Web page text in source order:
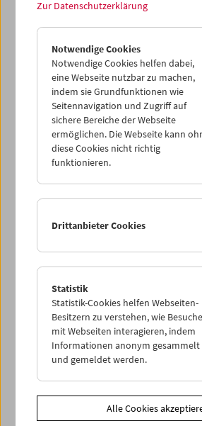
Treibgut: Evgeny Yufit
Collection on Screen: Lav Diaz –
Zur Datenschutzerklärung
Notwendige Cookies
Notwendige Cookies helfen dabei,
eine Webseite nutzbar zu machen,
indem sie Grundfunktionen wie
Seitennavigation und Zugriff auf
sichere Bereiche der Webseite
ermöglichen. Die Webseite kann
diese Cookies nicht richtig
funktionieren.
Drittanbieter Cookies
Statistik
Statistik-Cookies helfen Webseiten-
Besitzern zu verstehen, wie
mit Webseiten interagieren, indem
Informationen anonym gesammelt
und gemeldet werden.
Alle Cookies